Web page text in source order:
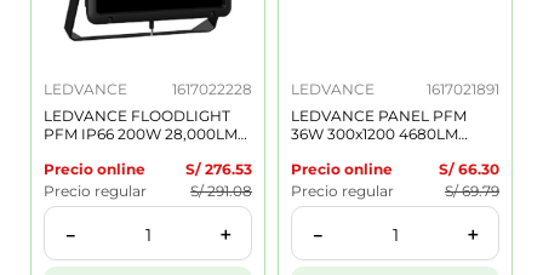
LEDVANCE
1617022228
LEDVANCE FLOODLIGHT
PFM IP66 200W 28,000LM
50,000H NEGRO 7022228
Precio online S/ 276.53
Precio regular
S/ 291.08
＋
－
LEDVANCE
1617021891
LEDVANCE PANEL PFM
36W 300x1200 4680LM
50,000H BLANCO 7021891
Precio online S/ 66.30
Precio regular
S/ 69.79
＋
－